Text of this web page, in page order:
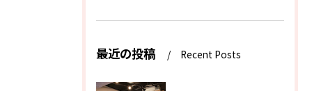
最近の投稿 Recent Posts